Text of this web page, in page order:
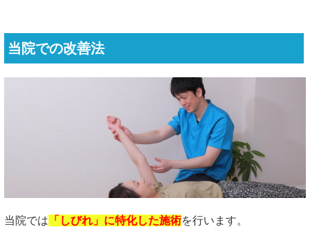
当院での改善法
当院では 「しびれ」に特化した施術を行います。